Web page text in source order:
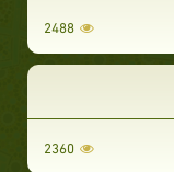
2488
2360